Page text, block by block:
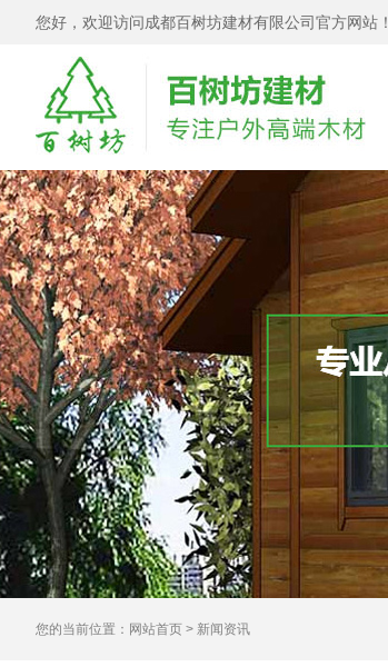
您好，欢迎访问成都百树坊建材有限公司官方网站！
您的当前位置： 网站首页 > 新闻资讯